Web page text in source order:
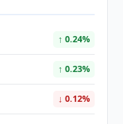
↑ 0.24%
↑ 0.23%
↓ 0.12%